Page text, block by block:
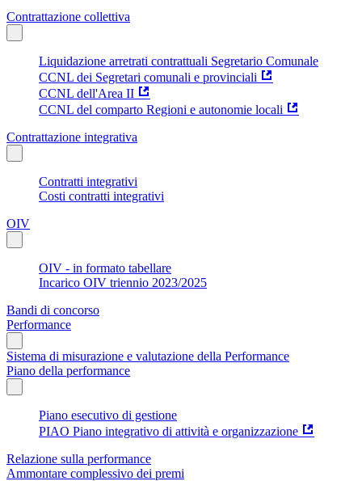
Contrattazione collettiva
Liquidazione arretrati contrattuali Segretario Comunale
CCNL dei Segretari comunali e provinciali
CCNL dell'Area II
CCNL del comparto Regioni e autonomie locali
Contrattazione integrativa
Contratti integrativi
Costi contratti integrativi
OIV
OIV - in formato tabellare
Incarico OIV triennio 2023/2025
Bandi di concorso
Performance
Sistema di misurazione e valutazione della Performance
Piano della performance
Piano esecutivo di gestione
PIAO Piano integrativo di attività e organizzazione
Relazione sulla performance
Ammontare complessivo dei premi